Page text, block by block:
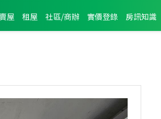
賣屋 租屋 社區/商辦 實價登錄 房訊知識